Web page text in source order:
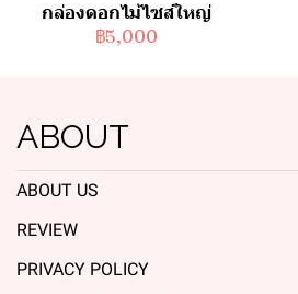
กล่องดอกไม้ไซส์ใหญ่
฿5,000
ABOUT
ABOUT US
REVIEW
PRIVACY POLICY